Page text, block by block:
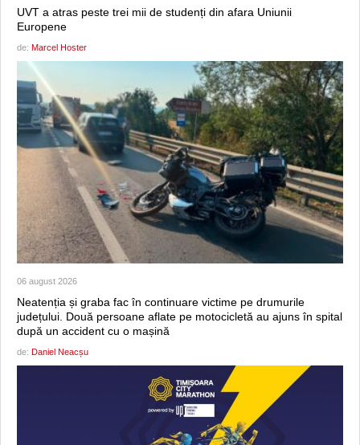
UVT a atras peste trei mii de studenți din afara Uniunii
Europene
de: Marcel Hoster
06 august 2026
Neatenția și graba fac în continuare victime pe drumurile
județului. Două persoane aflate pe motocicletă au ajuns în spital
după un accident cu o mașină
de: Daniel Neacșu